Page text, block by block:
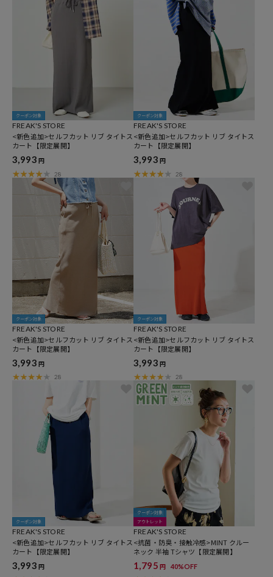
クーポン対象
FREAK'S STORE
<新色追加>セルフカット リブ タイトス
カート【限定展開】
3,993 円
28
クーポン対象
FREAK'S STORE
<新色追加>セルフカット リブ タイトス
カート【限定展開】
3,993 円
28
クーポン対象
FREAK'S STORE
<新色追加>セルフカット リブ タイトス
カート【限定展開】
3,993 円
28
クーポン対象
FREAK'S STORE
<新色追加>セルフカット リブ タイトス
カート【限定展開】
3,993 円
28
クーポン対象
FREAK'S STORE
<新色追加>セルフカット リブ タイトス
カート【限定展開】
3,993 円
クーポン対象
アウトレット
FREAK'S STORE
<抗菌・防臭・接触冷感>MINT クルー
ネック 半袖 Tシャツ【限定展開】
1,795 円 40%OFF